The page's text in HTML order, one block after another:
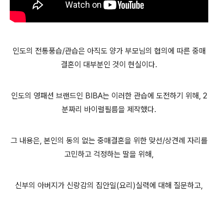
인도의 전통풍습/관습은 아직도 양가 부모님의 협의에 따른 중매
결혼이 대부분인 것이 현실이다.
인도의 영패션 브랜드인 BIBA는 이러한 관습에 도전하기 위해, 2
분짜리 바이럴필름을 제작했다.
그 내용은, 본인의 동의 없는 중매결혼을 위한 맞선/상견례 자리를
고민하고 걱정하는 딸을 위해,
신부의 아버지가 신랑감의 집안일(요리)실력에 대해 질문하고,